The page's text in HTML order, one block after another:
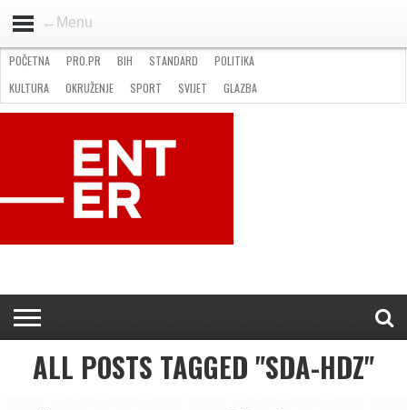
←Menu
STANDARD
GOSPODARSTVO
OKRUŽENJE
POČETNA PRO.PR BIH STANDARD
POLITIKA
KULTURA
OKRUŽENJE SPORT SVIJET
GLAZBA
NATJEČAJI
FILMING LOCATION IN BH KONTAKT
ALL POSTS TAGGED "SDA-HDZ"